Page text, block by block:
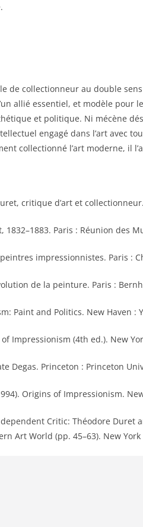
de collectionneur au double
allié essentiel, et modèle
et politique. Ni mécène
engagé dans l’art avec
collectionné l’art moderne, il
critique d’art et
1832–1883. Paris : Réunion des
impressionnistes. Paris :
de la peinture. Paris :
Paint and Politics. New Haven :
of Impressionism (4th ed.). New
Degas. Princeton : Princeton
Origins of Impressionism.
Critic: Théodore
Art World (pp. 45–63). New